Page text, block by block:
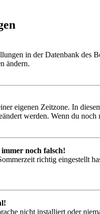
in der Datenbank des
ändern.
eigenen Zeitzone. In
werden. Wenn du
noch falsch!
richtig eingestellt
nicht installiert oder